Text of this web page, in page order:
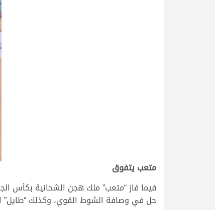
متعب يتفوق
فيما فاز “متعب” ملك هجن الشحانية بكأس
حل في وصافة الشوط القوي، وكذلك “طايل”